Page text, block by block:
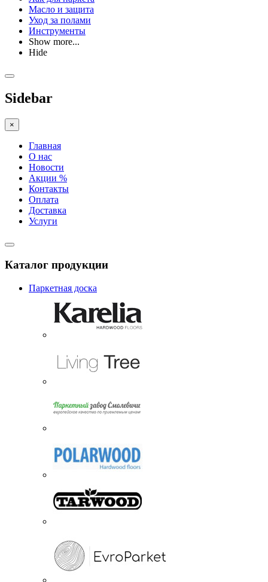
Масло и защита
Уход за полами
Инструменты
Show more...
Hide
Sidebar
×
Главная
О нас
Новости
Акции %
Контакты
Оплата
Доставка
Услуги
Каталог продукции
Паркетная доска